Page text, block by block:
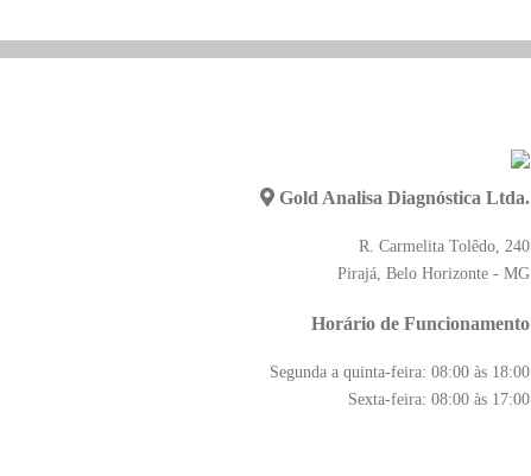
Gold Analisa Diagnóstica Ltda.
R. Carmelita Tolêdo, 240
Pirajá, Belo Horizonte - MG
Horário de Funcionamento
Segunda a quinta-feira: 08:00 às 18:00
Sexta-feira: 08:00 às 17:00